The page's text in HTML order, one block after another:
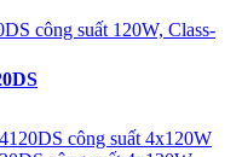
công suất 120W, Class-